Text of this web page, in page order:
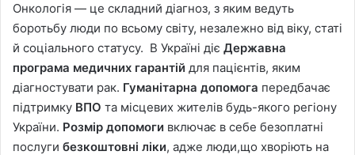
Онкологія — це складний діагноз, з яким ведуть
боротьбу люди по всьому світу, незалежно від віку, статі
й соціального статусу. В Україні діє Державна
програма медичних гарантій для пацієнтів, яким
діагностувати рак. Гуманітарна допомога передбачає
підтримку ВПО та місцевих жителів будь-якого регіону
України. Розмір допомоги включає в себе безоплатні
послуги безкоштовні ліки, адже люди,що хворіють на